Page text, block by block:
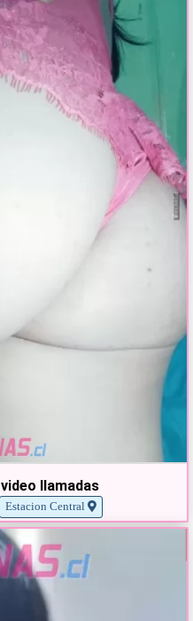
Ricas y humedas video llamadas
Estacion Central